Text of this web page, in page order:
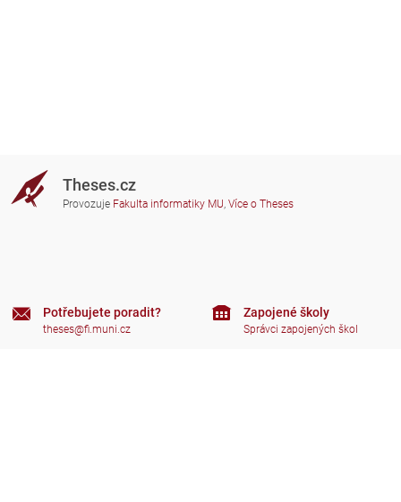
Theses.cz
Provozuje Fakulta informatiky MU, Více o Theses
Potřebujete poradit?
theses@fi.muni.cz
Zapojené školy
Správci zapojených škol